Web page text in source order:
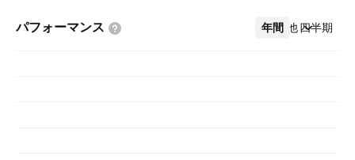
パフォーマンス 年間 四半期
その他